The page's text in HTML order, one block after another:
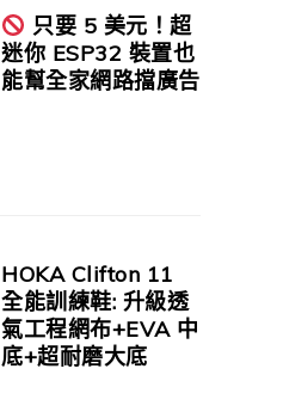
只要 5 美元！超
迷你 ESP32 裝置也
能幫全家網路擋廣告
HOKA Clifton 11
全能訓練鞋: 升級透
氣工程網布+EVA 中
底+超耐磨大底